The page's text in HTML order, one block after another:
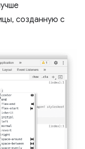
созданную с